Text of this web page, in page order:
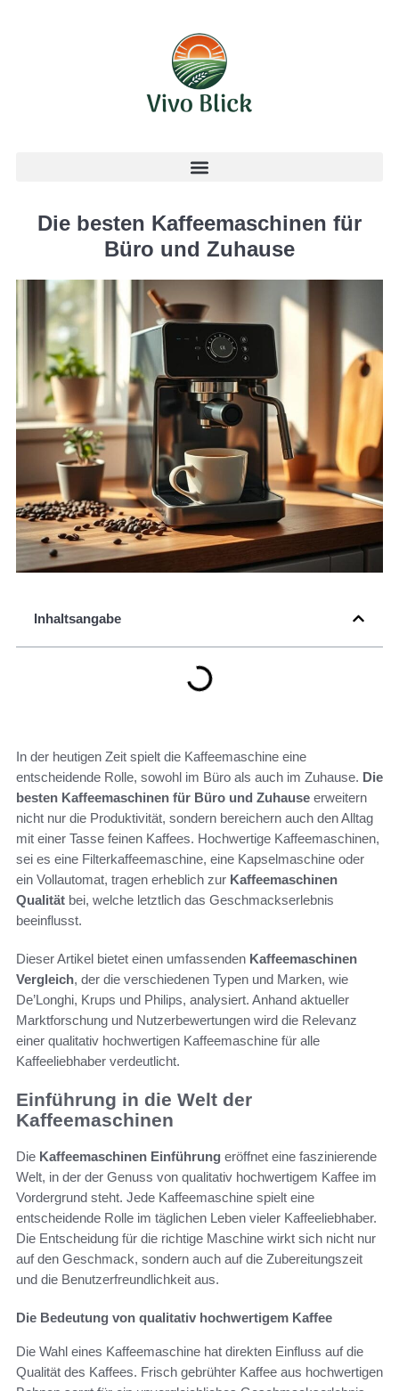
Die besten Kaffeemaschinen für
Büro und Zuhause
Inhaltsangabe
In der heutigen Zeit spielt die Kaffeemaschine eine
entscheidende Rolle, sowohl im Büro als auch im Zuhause. Die
besten Kaffeemaschinen für Büro und Zuhause erweitern
nicht nur die Produktivität, sondern bereichern auch den Alltag
mit einer Tasse feinen Kaffees. Hochwertige Kaffeemaschinen,
sei es eine Filterkaffeemaschine, eine Kapselmaschine oder
ein Vollautomat, tragen erheblich zur Kaffeemaschinen
Qualität bei, welche letztlich das Geschmackserlebnis
beeinflusst.
Dieser Artikel bietet einen umfassenden Kaffeemaschinen
Vergleich, der die verschiedenen Typen und Marken, wie
De’Longhi, Krups und Philips, analysiert. Anhand aktueller
Marktforschung und Nutzerbewertungen wird die Relevanz
einer qualitativ hochwertigen Kaffeemaschine für alle
Kaffeeliebhaber verdeutlicht.
Einführung in die Welt der
Kaffeemaschinen
Die Kaffeemaschinen Einführung eröffnet eine faszinierende
Welt, in der der Genuss von qualitativ hochwertigem Kaffee im
Vordergrund steht. Jede Kaffeemaschine spielt eine
entscheidende Rolle im täglichen Leben vieler Kaffeeliebhaber.
Die Entscheidung für die richtige Maschine wirkt sich nicht nur
auf den Geschmack, sondern auch auf die Zubereitungszeit
und die Benutzerfreundlichkeit aus.
Die Bedeutung von qualitativ hochwertigem Kaffee
Die Wahl eines Kaffeemaschine hat direkten Einfluss auf die
Qualität des Kaffees. Frisch gebrühter Kaffee aus hochwertigen